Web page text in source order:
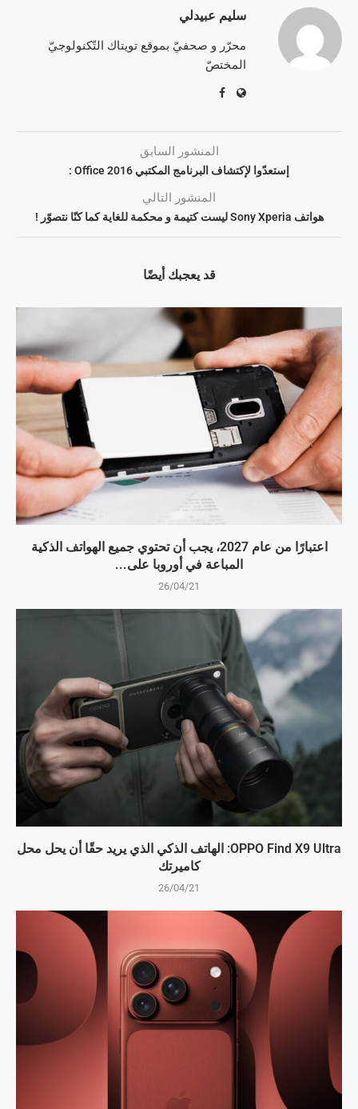
سليم عبيدلي
محرّر و صحفيّ بموقع تويتاك التّكنولوجيّ
المختصّ
المنشور السابق
إستعدّوا لإكتشاف البرنامج المكتبي Office 2016 :
المنشور التالي
هواتف Sony Xperia ليست كتيمة و محكمة للغاية كما كنّا نتصوّر !
قد يعجبك أيضًا
اعتبارًا من عام 2027، يجب أن تحتوي جميع الهواتف الذكية
المباعة في أوروبا على...
26/04/21
OPPO Find X9 Ultra: الهاتف الذكي الذي يريد حقًا أن يحل محل
كاميرتك
26/04/21